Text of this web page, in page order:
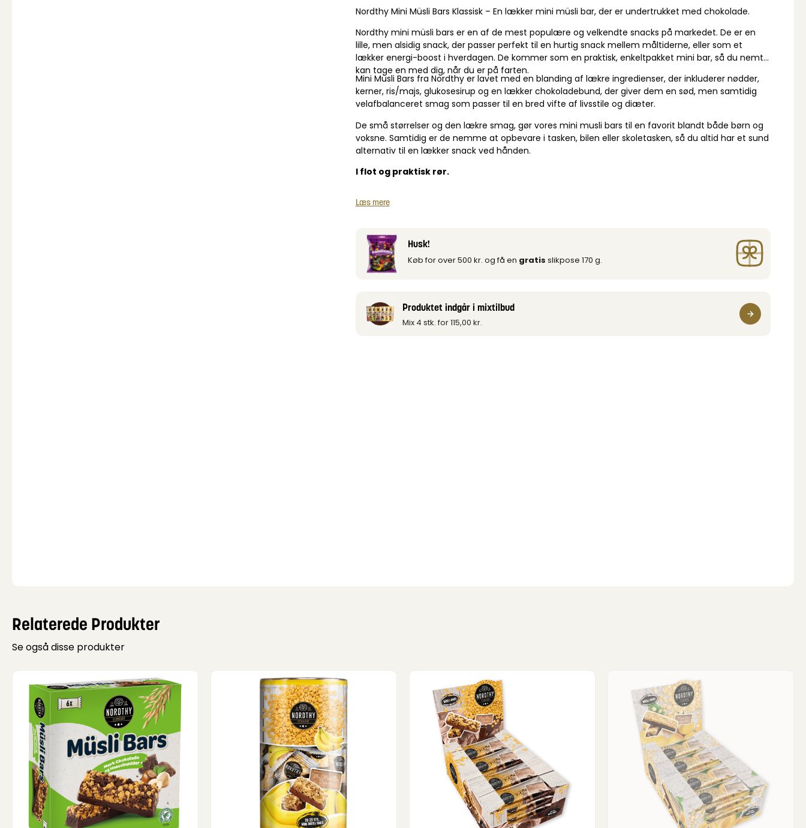
Nordthy Mini Müsli Bars Klassisk – En lækker mini müsli bar, der er undertrukket med chokolade.
Nordthy mini müsli bars er en af de mest populære og velkendte snacks på markedet. De er en
lille, men alsidig snack, der passer perfekt til en hurtig snack mellem måltiderne, eller som et
lækker energi-boost i hverdagen. De kommer som en praktisk, enkeltpakket mini bar, så du nemt
kan tage en med dig, når du er på farten.
Mini Müsli Bars fra Nordthy er lavet med en blanding af lækre ingredienser, der inkluderer nødder,
kerner, ris/majs, glukosesirup og en lækker chokoladebund, der giver dem en sød, men samtidig
velafbalanceret smag som passer til en bred vifte af livsstile og diæter.
De små størrelser og den lækre smag, gør vores mini musli bars til en favorit blandt både børn og
voksne. Samtidig er de nemme at opbevare i tasken, bilen eller skoletasken, så du altid har et sund
alternativ til en lækker snack ved hånden.
I flot og praktisk rør.
Læs mere
Husk!
Køb for over 500 kr. og få en gratis slikpose 170 g.
Produktet indgår i mixtilbud
Mix 4 stk. for115,00 kr.
Relaterede Produkter
Se også disse produkter